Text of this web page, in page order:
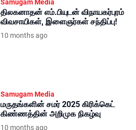
திலகனாதன் எம்.பியுடன் விநாயகர்புரம்
விவசாயிகள், இளைஞர்கள் சந்திப்பு!
10 months ago
மருதங்களின் சமர் 2025 கிரிக்கெட்
கிண்ணத்தின் அறிமுக நிகழ்வு
10 months ago